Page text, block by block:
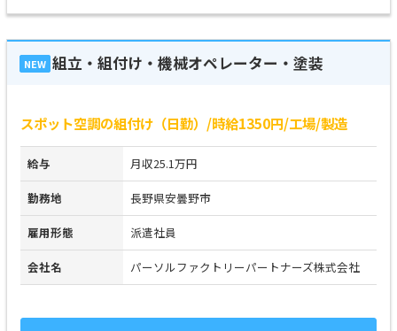
NEW 組立・組付け・機械オペレーター・塗装
スポット空調の組付け（日勤）/時給1350円/工場/製造
給与 月収25.1万円
勤務地 長野県安曇野市
雇用形態 派遣社員
会社名 パーソルファクトリーパートナーズ株式会社